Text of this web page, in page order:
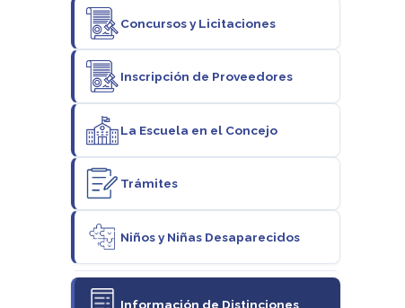
Concursos y Licitaciones
Inscripción de Proveedores
La Escuela en el Concejo
Trámites
Niños y Niñas Desaparecidos
Información de Distinciones